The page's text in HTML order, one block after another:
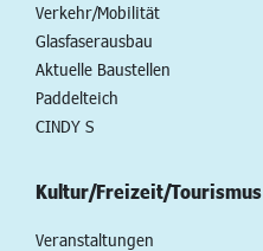
Verkehr/Mobilität
Glasfaserausbau
Aktuelle Baustellen
Paddelteich
CINDY S
Kultur/Freizeit/Tourismus
Veranstaltungen